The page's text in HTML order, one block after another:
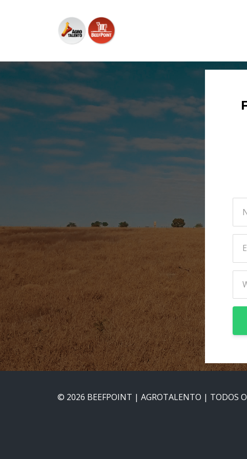
© 2026 BEEFPOINT | AGROTALENTO | TODOS